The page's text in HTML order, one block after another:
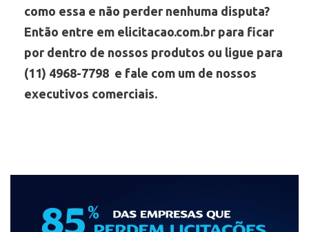
como essa e não perder nenhuma disputa?
Então entre em elicitacao.com.br para ficar
por dentro de nossos produtos ou ligue para
(11) 4968-7798 e fale com um de nossos
executivos comerciais.